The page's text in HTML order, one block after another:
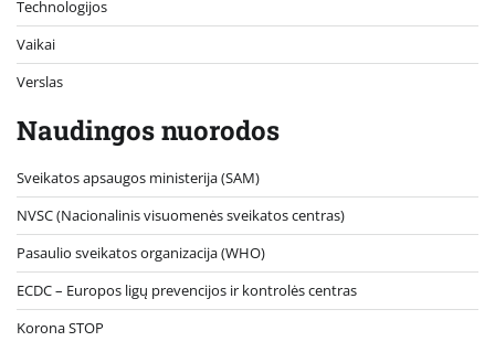
Technologijos
Vaikai
Verslas
Naudingos nuorodos
Sveikatos apsaugos ministerija (SAM)
NVSC (Nacionalinis visuomenės sveikatos centras)
Pasaulio sveikatos organizacija (WHO)
ECDC – Europos ligų prevencijos ir kontrolės centras
Korona STOP